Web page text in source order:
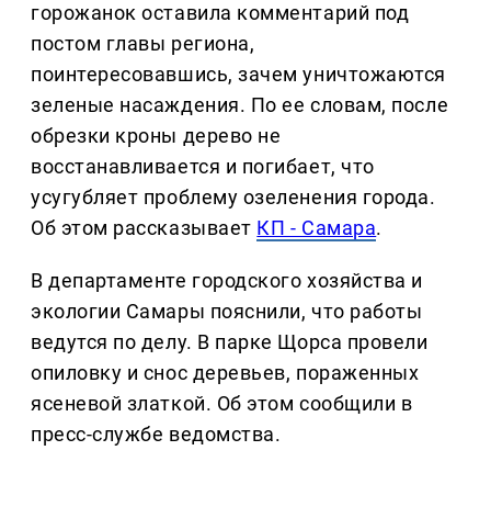
горожанок оставила комментарий под
постом главы региона,
поинтересовавшись, зачем уничтожаются
зеленые насаждения. По ее словам, после
обрезки кроны дерево не
восстанавливается и погибает, что
усугубляет проблему озеленения города.
Об этом рассказывает КП - Самара.
В департаменте городского хозяйства и
экологии Самары пояснили, что работы
ведутся по делу. В парке Щорса провели
опиловку и снос деревьев, пораженных
ясеневой златкой. Об этом сообщили в
пресс-службе ведомства.